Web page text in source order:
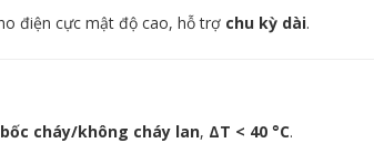
điện cực mật độ cao, hỗ trợ chu kỳ dài.
cháy/không cháy lan, ΔT < 40 °C.